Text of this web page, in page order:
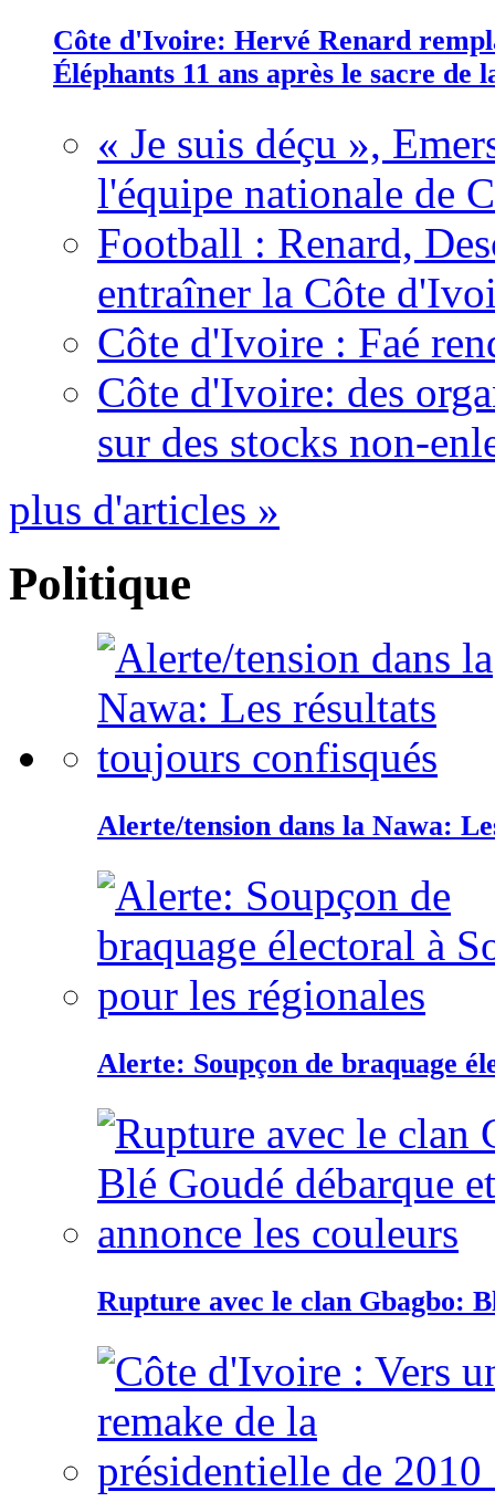
Côte d'Ivoire: Hervé Renard
Éléphants 11 ans après le sacre de
« Je suis déçu »,
l'équipe nationale de
Football : Renard,
entraîner la Côte
Côte d'Ivoire : Faé
Côte d'Ivoire: des
sur des stocks non-
plus d'articles »
Politique
Alerte/tension dans la Nawa:
Alerte: Soupçon de braquage
Rupture avec le clan Gbagbo: